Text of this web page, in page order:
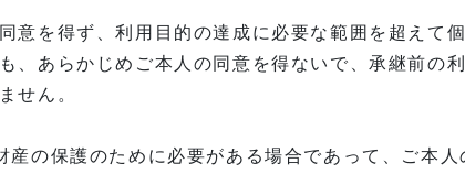
意を得ず、利用目的の達成に必要な範囲を超えて
、あらかじめご本人の同意を得ないで、承継前の
せん。
産の保護のために必要がある場合であって、ご本